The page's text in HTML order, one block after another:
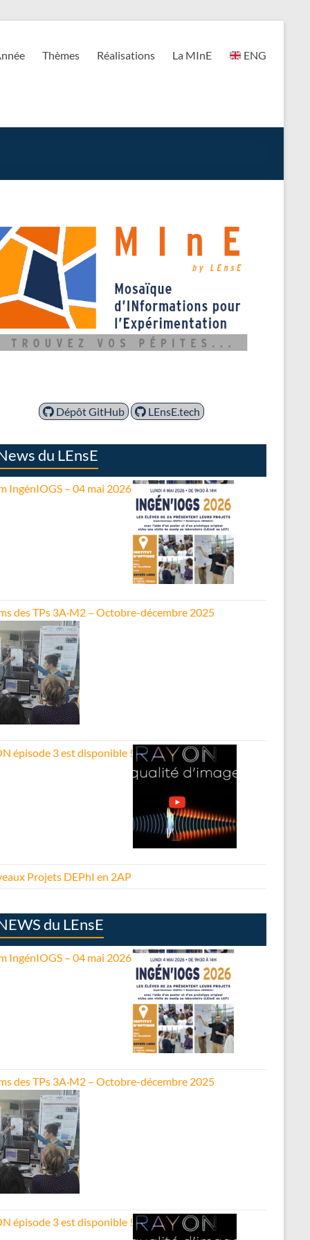
Thèmes Réalisations La MInE ENG
Dépôt GitHub LEnsE.tech
du LEnsE
IngénIOGS – 04 mai 2026
des TPs 3A·M2 – Octobre-décembre 2025
épisode 3 est disponible !
Projets DEPhI en 2AP
du LEnsE
IngénIOGS – 04 mai 2026
des TPs 3A·M2 – Octobre-décembre 2025
épisode 3 est disponible !